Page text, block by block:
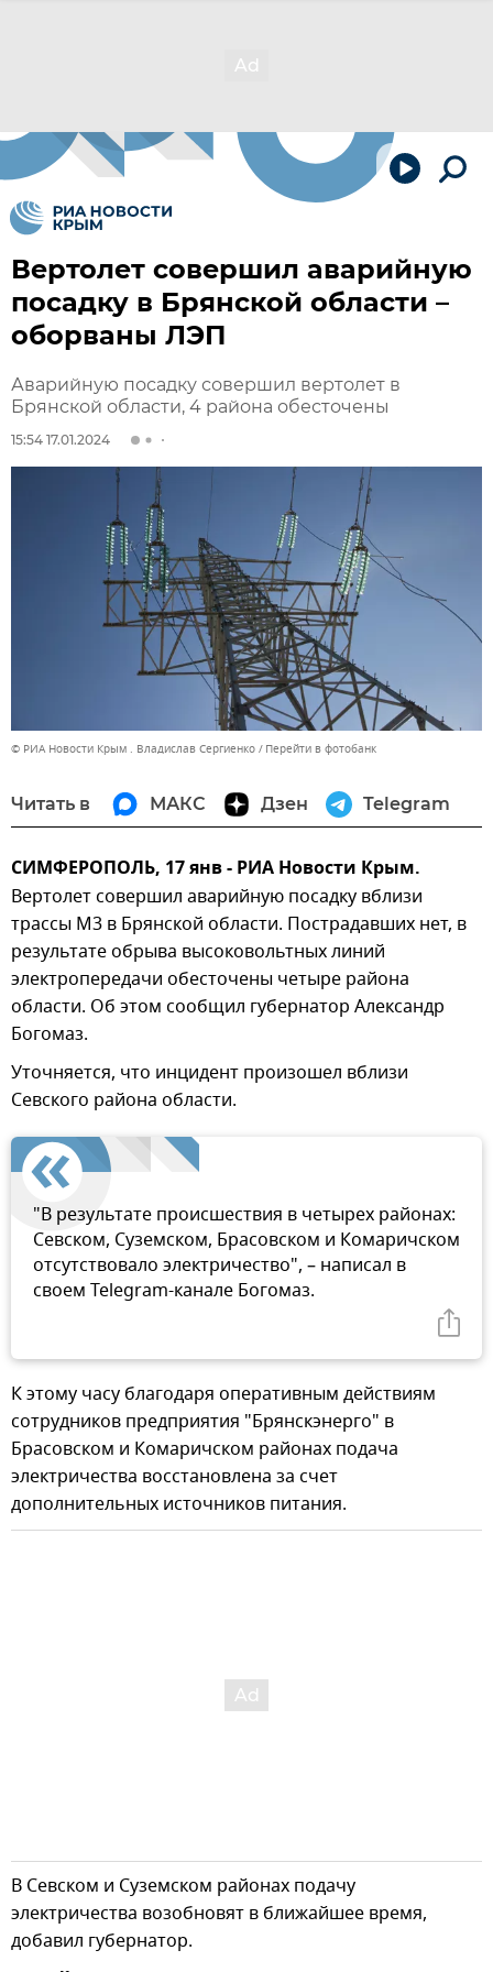
Вертолет совершил аварийную
посадку в Брянской области –
оборваны ЛЭП
Аварийную посадку совершил вертолет в
Брянской области, 4 района обесточены
15:54 17.01.2024
© РИА Новости Крым . Владислав Сергиенко Перейти в фотобанк
Читать в МАКС Дзен Telegram
СИМФЕРОПОЛЬ, 17 янв - РИА Новости Крым.
Вертолет совершил аварийную посадку вблизи
трассы М3 в Брянской области. Пострадавших нет, в
результате обрыва высоковольтных линий
электропередачи обесточены четыре района
области. Об этом сообщил губернатор Александр
Богомаз.
Уточняется, что инцидент произошел вблизи
Севского района области.
"В результате происшествия в четырех районах:
Севском, Суземском, Брасовском и Комаричском
отсутствовало электричество", – написал в
своем Telegram-канале Богомаз.
К этому часу благодаря оперативным действиям
сотрудников предприятия "Брянскэнерго" в
Брасовском и Комаричском районах подача
электричества восстановлена за счет
дополнительных источников питания.
В Севском и Суземском районах подачу
электричества возобновят в ближайшее время,
добавил губернатор.